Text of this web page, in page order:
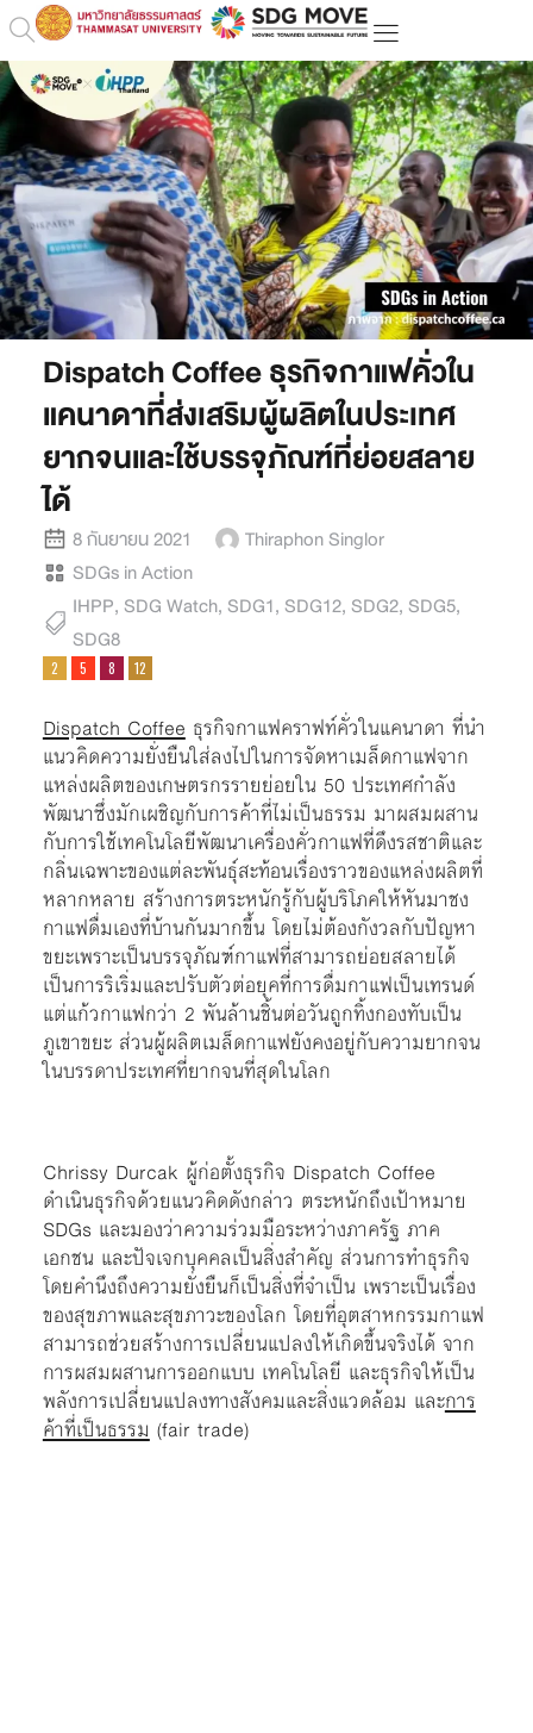
Dispatch Coffee ธุรกิจกาแฟคั่วใน
แคนาดาที่ส่งเสริมผู้ผลิตในประเทศ
ยากจนและใช้บรรจุภัณฑ์ที่ย่อยสลาย
ได้
8 กันยายน 2021
Thiraphon Singlor
SDGs in Action
IHPP, SDG Watch, SDG1, SDG12, SDG2, SDG5,
SDG8
Dispatch Coffeeธุรกิจกาแฟคราฟท์คั่วในแคนาดา ที่นำ
แนวคิดความยั่งยืนใส่ลงไปในการจัดหาเมล็ดกาแฟจาก
แหล่งผลิตของเกษตรกรรายย่อยใน 50 ประเทศกำลัง
พัฒนาซึ่งมักเผชิญกับการค้าที่ไม่เป็นธรรม มาผสมผสาน
กับการใช้เทคโนโลยีพัฒนาเครื่องคั่วกาแฟที่ดึงรสชาติและ
กลิ่นเฉพาะของแต่ละพันธุ์สะท้อนเรื่องราวของแหล่งผลิตที่
หลากหลาย สร้างการตระหนักรู้กับผู้บริโภคให้หันมาชง
กาแฟดื่มเองที่บ้านกันมากขึ้น โดยไม่ต้องกังวลกับปัญหา
ขยะเพราะเป็นบรรจุภัณฑ์กาแฟที่สามารถย่อยสลายได้
เป็นการริเริ่มและปรับตัวต่อยุคที่การดื่มกาแฟเป็นเทรนด์
แต่แก้วกาแฟกว่า 2 พันล้านชิ้นต่อวันถูกทิ้งกองทับเป็น
ภูเขาขยะ ส่วนผู้ผลิตเมล็ดกาแฟยังคงอยู่กับความยากจน
ในบรรดาประเทศที่ยากจนที่สุดในโลก
Chrissy Durcak ผู้ก่อตั้งธุรกิจ Dispatch Coffee
ดำเนินธุรกิจด้วยแนวคิดดังกล่าว ตระหนักถึงเป้าหมาย
SDGs และมองว่าความร่วมมือระหว่างภาครัฐ ภาค
เอกชน และปัจเจกบุคคลเป็นสิ่งสำคัญ ส่วนการทำธุรกิจ
โดยคำนึงถึงความยั่งยืนก็เป็นสิ่งที่จำเป็น เพราะเป็นเรื่อง
ของสุขภาพและสุขภาวะของโลก โดยที่อุตสาหกรรมกาแฟ
สามารถช่วยสร้างการเปลี่ยนแปลงให้เกิดขึ้นจริงได้ จาก
การผสมผสานการออกแบบ เทคโนโลยี และธุรกิจให้เป็น
พลังการเปลี่ยนแปลงทางสังคมและสิ่งแวดล้อม และการ
ค้าที่เป็นธรรม(fair trade)